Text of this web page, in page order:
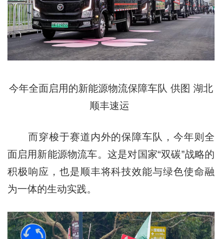
今年全面启用的新能源物流保障车队 供图 湖北
顺丰速运
而穿梭于赛道内外的保障车队，今年则全
面启用新能源物流车。这是对国家“双碳”战略的
积极响应，也是顺丰将科技效能与绿色使命融
为一体的生动实践。